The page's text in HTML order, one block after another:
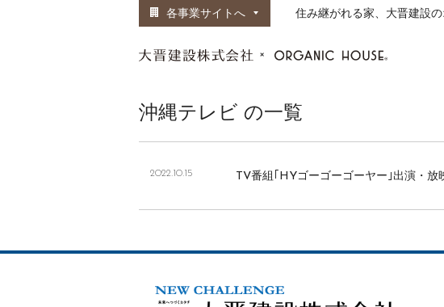
各事業サイトへ 住み継がれる家、大晋建設
沖縄テレビ の一覧
2022.10.15 TV番組｢HYゴーゴーゴーヤー｣出演・放